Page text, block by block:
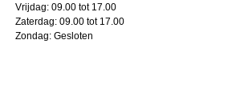
Vrijdag:09.00 tot 17.00
Zaterdag:09.00 tot 17.00
Zondag:Gesloten